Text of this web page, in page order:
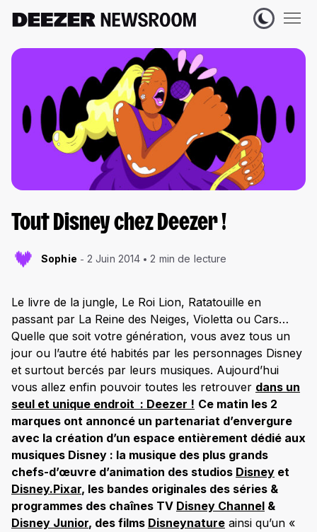
Tout Disney chez Deezer !
Sophie 2 Juin 2014 2 min de lecture
Le livre de la jungle, Le Roi Lion, Ratatouille en
passant par La Reine des Neiges, Violetta ou Cars…
Quelle que soit votre génération, vous avez tous un
jour ou l’autre été habités par les personnages Disney
et surtout bercés par leurs musiques. Aujourd’hui
vous allez enfin pouvoir toutes les retrouver dans un
seul et unique endroit : Deezer ! Ce matin les 2
marques ont annoncé un partenariat d’envergure
avec la création d’un espace entièrement dédié aux
musiques Disney : la musique des plus grands
chefs-d’œuvre d’animation des studios Disney et
Disney.Pixar, les bandes originales des séries &
programmes des chaînes TV Disney Channel &
Disney Junior, des films Disneynature ainsi qu’un «